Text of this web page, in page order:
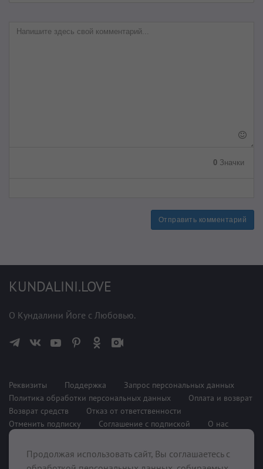
0 Значки
Отправить комментарий
KUNDALINI.LOVE
О Кундалини Йоге с Любовью.
Реквизиты Поддержка
Запрос персональных данных
Политика обработки персональных данных
Оплата и возврат
Возврат средств
Отказ от ответственности
Отменить подписку
Соглашение с подпиской О нас
При поддержке
Продолжая использовать сайт, Вы соглашаетесь с